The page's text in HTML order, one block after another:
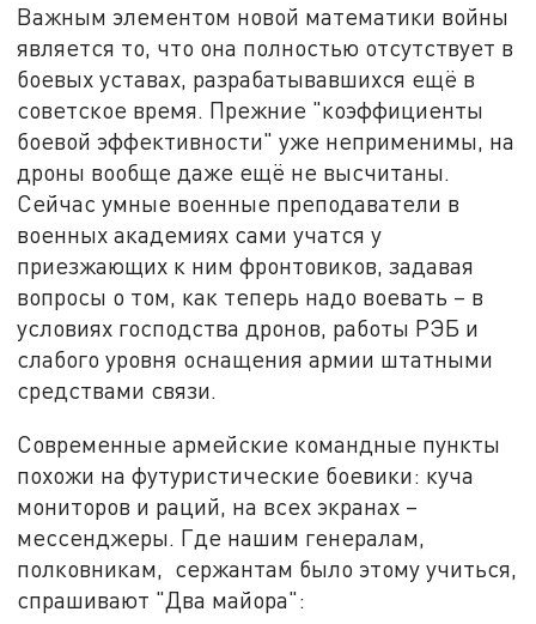
Важным элементом новой математики войны
является то, что она полностью отсутствует в
боевых уставах, разрабатывавшихся ещё в
советское время. Прежние "коэффициенты
боевой эффективности" уже неприменимы, на
дроны вообще даже ещё не высчитаны.
Сейчас умные военные преподаватели в
военных академиях сами учатся у
приезжающих к ним фронтовиков, задавая
вопросы о том, как теперь надо воевать – в
условиях господства дронов, работы РЭБ и
слабого уровня оснащения армии штатными
средствами связи.
Современные армейские командные пункты
похожи на футуристические боевики: куча
мониторов и раций, на всех экранах –
мессенджеры. Где нашим генералам,
полковникам, сержантам было этому учиться,
спрашивают "Два майора":